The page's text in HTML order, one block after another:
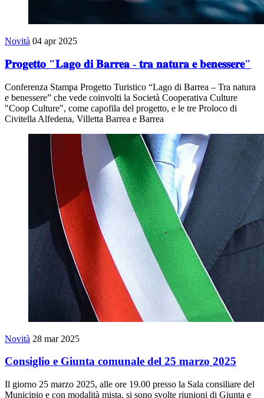
Novità 04 apr 2025
𝐏𝐫𝐨𝐠𝐞𝐭𝐭𝐨 "𝐋𝐚𝐠𝐨 𝐝𝐢 𝐁𝐚𝐫𝐫𝐞𝐚 - 𝐭𝐫𝐚 𝐧𝐚𝐭𝐮𝐫𝐚 𝐞 𝐛𝐞𝐧𝐞𝐬𝐬𝐞𝐫𝐞"
Conferenza Stampa Progetto Turistico “Lago di Barrea – Tra natura
e benessere” che vede coinvolti la Società Cooperativa Culture
"Coop Culture", come capofila del progetto, e le tre Proloco di
Civitella Alfedena, Villetta Barrea e Barrea
Novità 28 mar 2025
Consiglio e Giunta comunale del 25 marzo 2025
Il giorno 25 marzo 2025, alle ore 19.00 presso la Sala consiliare del
Municipio e con modalità mista, si sono svolte riunioni di Giunta e